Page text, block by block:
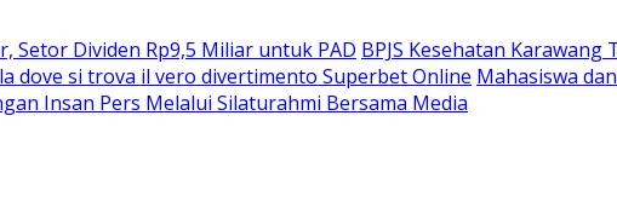
Setor Dividen Rp9,5 Miliar untuk PAD BPJS Kesehatan
dove si trova il vero divertimento Superbet Online Mahasiswa
Insan Pers Melalui Silaturahmi Bersama Media